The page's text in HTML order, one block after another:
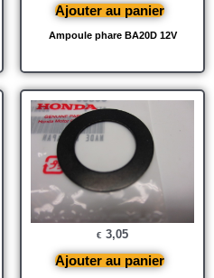
Ampoule phare BA20D 12V
Ajouter au panier
€ 3,05
Ajouter au panier